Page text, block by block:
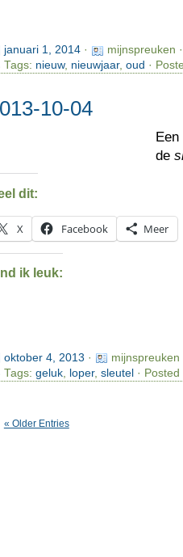
januari 1, 2014·
mijnspreuken
Tags: nieuw, nieuwjaar, oud ·
10-04
Een
de
dit:
X Facebook Meer
ik leuk:
oktober 4, 2013 ·
mijnspreuken
Tags: geluk, loper, sleutel ·
« Older Entries